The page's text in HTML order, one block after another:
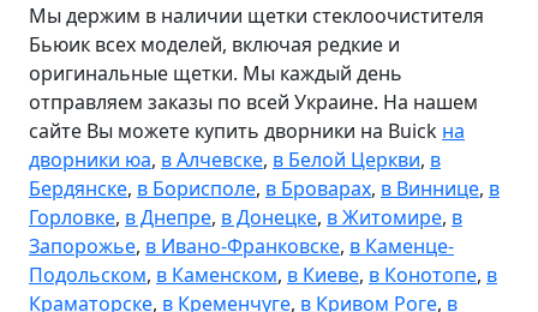
Мы держим в наличии щетки стеклоочистителя
Бьюик всех моделей, включая редкие и
оригинальные щетки. Мы каждый день
отправляем заказы по всей Украине. На нашем
сайте Вы можете купить дворники на Buick на
дворники юа, в Алчевске, в Белой Церкви, в
Бердянске, в Борисполе, в Броварах, в Виннице, в
Горловке, в Днепре, в Донецке, в Житомире, в
Запорожье, в Ивано-Франковске, в Каменце-
Подольском, в Каменском, в Киеве, в Конотопе, в
Краматорске, в Кременчуге, в Кривом Роге, в